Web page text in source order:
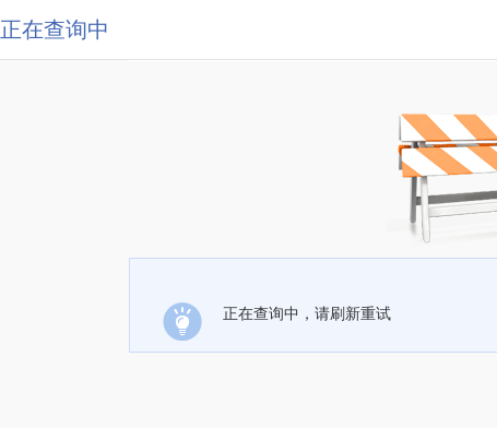
正在查询中
正在查询中，请刷新重试